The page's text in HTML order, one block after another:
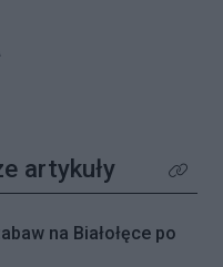
artykuły Kliknij
na Białołęce po